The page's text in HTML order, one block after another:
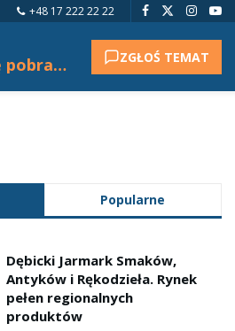
+48 17 222 22 22
Nie udało się pobrać tytułu. ZGŁOŚ TEMAT
Popularne
Dębicki Jarmark Smaków,
Antyków i Rękodzieła. Rynek
pełen regionalnych
produktów